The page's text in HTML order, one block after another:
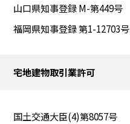
山口県知事登録 M-第449号
福岡県知事登録 第1-12703号
宅地建物取引業許可
国土交通大臣(4)第8057号